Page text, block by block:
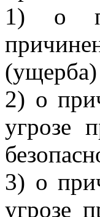
1) о
2) о
угрозе
3) о
угрозе